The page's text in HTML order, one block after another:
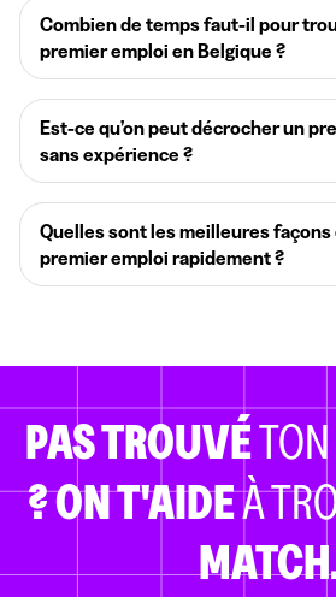
Combien de temps faut-il pour
premier emploi en Belgique ?
Est-ce qu’on peut décrocher un
sans expérience ?
Quelles sont les meilleures
premier emploi rapidement ?
PAS TROUVÉTON
?ON T'AIDEÀ